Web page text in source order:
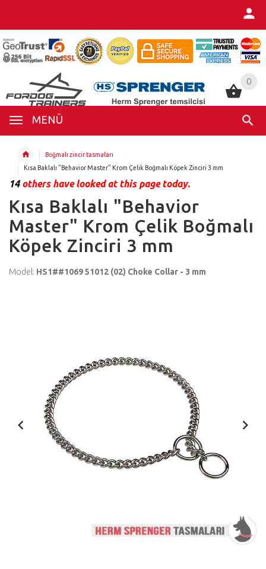
0
MENÜ
0
Boğmalı zincir tasmaları
Kısa Baklalı "Behavior Master" Krom Çelik Boğmalı Köpek Zinciri 3 mm
14others have looked at this page today.
Kısa Baklalı "Behavior
Master" Krom Çelik Boğmalı
Köpek Zinciri 3 mm
Model: HS1##1069 51012 (02) Choke Collar - 3 mm